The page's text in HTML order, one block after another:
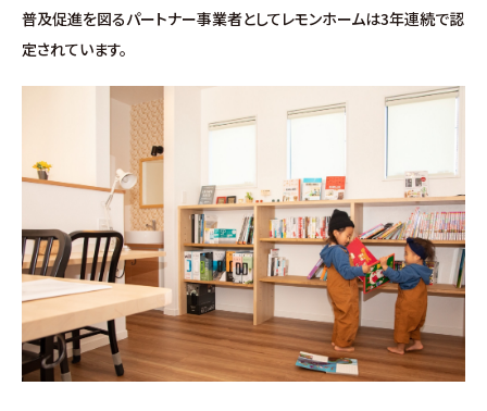
∟自由設計・高断熱仕様住宅『MODERATE』
∟規格型・高性能住宅『Waffle』
宿泊型モデルハウス
∟宿泊体験予約
∟内覧予約
普及促進を図るパートナー事業者としてレモンホームは3年連続で認
定されています。